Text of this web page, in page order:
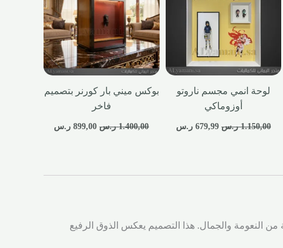
لوحة انمي مجسم ناروتو
أوزوماكي
1.150,00 ر.س 679,99 ر.س
بوكس ميني بار كورنر بتصميم
فاخر
1.400,00 ر.س 899,00 ر.س
النعومة والجمال. هذا التصميم يعكس الذوق الرفيع